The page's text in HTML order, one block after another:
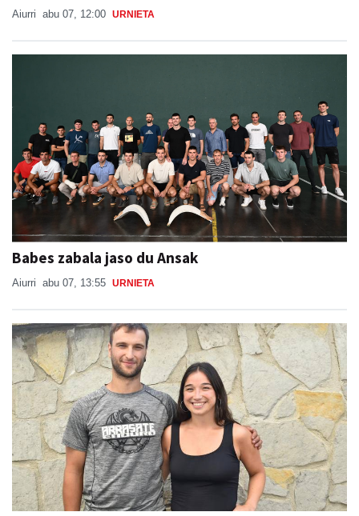
Aiurri abu 07, 12:00 URNIETA
Babes zabala jaso du Ansak
Aiurri abu 07, 13:55 URNIETA